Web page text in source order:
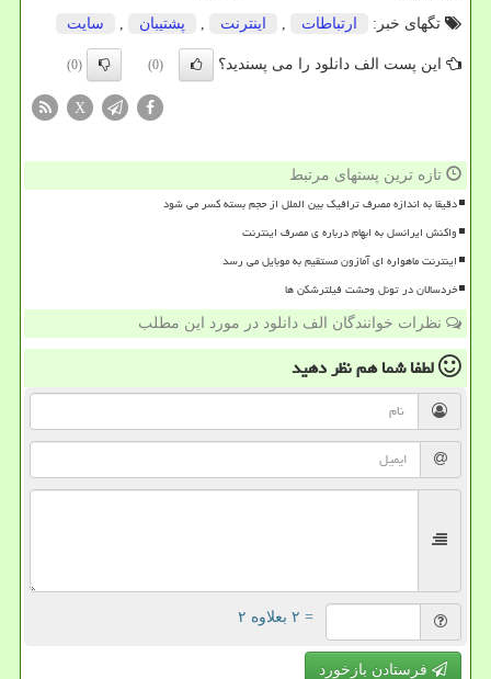
تگهای خبر:
ارتباطات اینترنت پشتیبان سایت
این پست الف دانلود را می پسندید؟ (0)
(0)
X
تازه ترین پستهای مرتبط
دقیقا به اندازه مصرف ترافیک بین الملل از حجم بسته کسر می شود
واکنش ایرانسل به ابهام درباره ی مصرف اینترنت
اینترنت ماهواره ای آمازون مستقیم به موبایل می رسد
خردسالان در تونل وحشت فیلترشکن ها
نظرات خوانندگان الف دانلود در مورد این مطلب
لطفا شما همنظر دهید
= ۲ بعلاوه ۲
فرستادن بازخورد